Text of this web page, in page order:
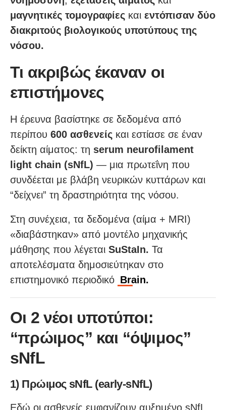
μαγνητικές τομογραφίες και εντόπισαν δύο
διακριτούς βιολογικούς υποτύπους της
νόσου.
Τι ακριβώς έκαναν οι
επιστήμονες
Η έρευνα βασίστηκε σε δεδομένα από
περίπου 600 ασθενείς και εστίασε σε έναν
δείκτη αίματος: τη serum neurofilament
light chain (sNfL) — μια πρωτεΐνη που
συνδέεται με βλάβη νευρικών κυττάρων και
“δείχνει” τη δραστηριότητα της νόσου.
Στη συνέχεια, τα δεδομένα (αίμα + MRI)
«διαβάστηκαν» από μοντέλο μηχανικής
μάθησης που λέγεται SuStaIn. Τα
αποτελέσματα δημοσιεύτηκαν στο
επιστημονικό περιοδικό Brain.
Οι 2 νέοι υποτύποι:
“πρώιμος” και “όψιμος”
sNfL
1) Πρώιμος sNfL (early-sNfL)
Εδώ οι ασθενείς εμφανίζουν αυξημένο sNfL